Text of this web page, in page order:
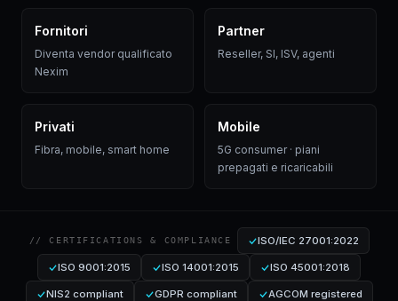
Fornitori
Diventa vendor qualificato
Nexim
Partner
Reseller, SI, ISV, agenti
Privati
Fibra, mobile, smart home
Mobile
5G consumer · piani
prepagati e ricaricabili
// CERTIFICATIONS & COMPLIANCE ISO/IEC 27001:2022
ISO 9001:2015 ISO 14001:2015 ISO 45001:2018
NIS2 compliant GDPR compliant AGCOM registered